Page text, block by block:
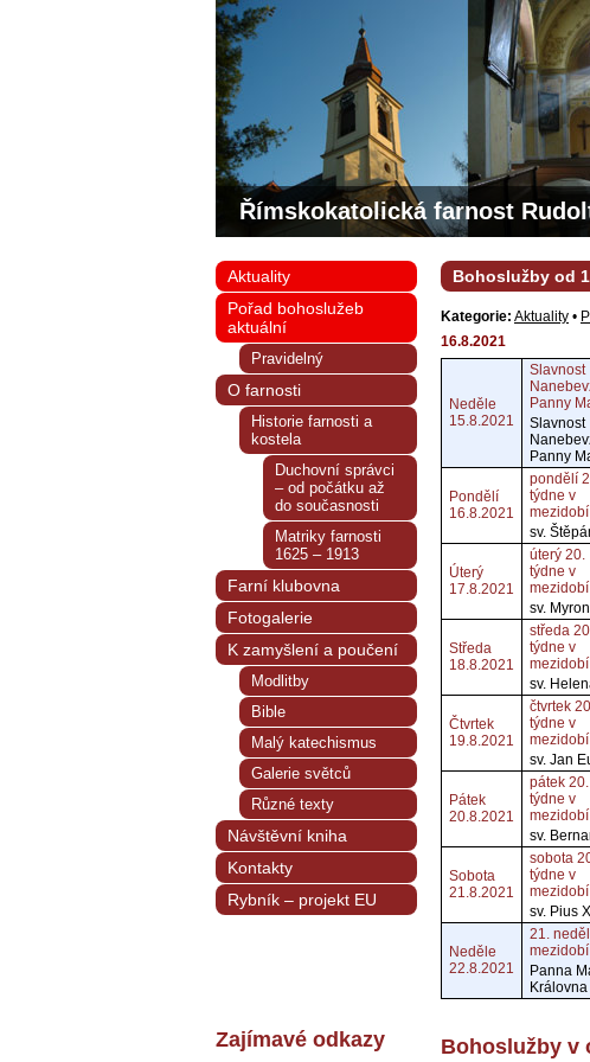
Římskokatolická farnost
Bohoslužby od
Kategorie: Aktuality •
16.8.2021
Neděle
15.8.2021
Slavnost
Panny
Slavnost
Panny
Pondělí
16.8.2021
pondělí
týdne v
mezidobí
sv.
Úterý
17.8.2021
úterý 20.
týdne v
mezidobí
sv. Myron
Středa
18.8.2021
středa
týdne v
mezidobí
sv.
Čtvrtek
19.8.2021
čtvrtek
týdne v
mezidobí
sv. Jan
Pátek
20.8.2021
pátek 20.
týdne v
mezidobí
sv.
Sobota
21.8.2021
sobota
týdne v
mezidobí
sv. Pius
Neděle
22.8.2021
21.
mezidobí
Panna
Královna
Bohoslužby v
Aktuality
Pořad bohoslužeb
aktuální
Pravidelný
O farnosti
Historie farnosti a
kostela
Duchovní správci
– od počátku až
do současnosti
Matriky farnosti
1625 – 1913
Farní klubovna
Fotogalerie
K zamyšlení a poučení
Modlitby
Bible
Malý katechismus
Galerie světců
Různé texty
Návštěvní kniha
Kontakty
Rybník – projekt EU
Zajímavé odkazy